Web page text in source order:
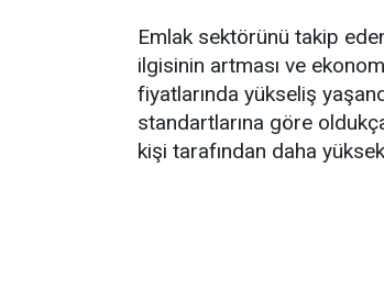
Emlak sektörünü takip
ilgisinin artması ve
fiyatlarında yükseliş
standartlarına göre
kişi tarafından daha